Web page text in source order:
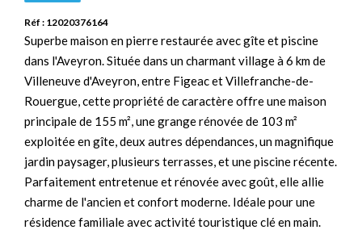
Réf : 12020376164
Superbe maison en pierre restaurée avec gîte et piscine
dans l'Aveyron. Située dans un charmant village à 6 km de
Villeneuve d'Aveyron, entre Figeac et Villefranche-de-
Rouergue, cette propriété de caractère offre une maison
principale de 155 m², une grange rénovée de 103 m²
exploitée en gîte, deux autres dépendances, un magnifique
jardin paysager, plusieurs terrasses, et une piscine récente.
Parfaitement entretenue et rénovée avec goût, elle allie
charme de l'ancien et confort moderne. Idéale pour une
résidence familiale avec activité touristique clé en main.